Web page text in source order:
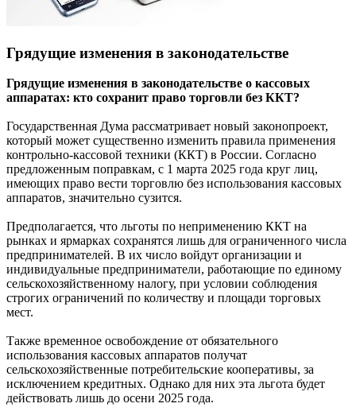
Грядущие изменения в законодательстве
Грядущие изменения в законодательстве о кассовых
аппаратах: кто сохранит право торговли без ККТ?
Государственная Дума рассматривает новый законопроект,
который может существенно изменить правила применения
контрольно-кассовой техники (ККТ) в России. Согласно
предложенным поправкам, с 1 марта 2025 года круг лиц,
имеющих право вести торговлю без использования кассовых
аппаратов, значительно сузится.
Предполагается, что льготы по неприменению ККТ на
рынках и ярмарках сохранятся лишь для ограниченного числа
предпринимателей. В их число войдут организации и
индивидуальные предприниматели, работающие по единому
сельскохозяйственному налогу, при условии соблюдения
строгих ограничений по количеству и площади торговых
мест.
Также временное освобождение от обязательного
использования кассовых аппаратов получат
сельскохозяйственные потребительские кооперативы, за
исключением кредитных. Однако для них эта льгота будет
действовать лишь до осени 2025 года.